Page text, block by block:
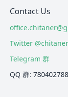
Contact Us
Twitter
Telegram 群
QQ 群: 780402788